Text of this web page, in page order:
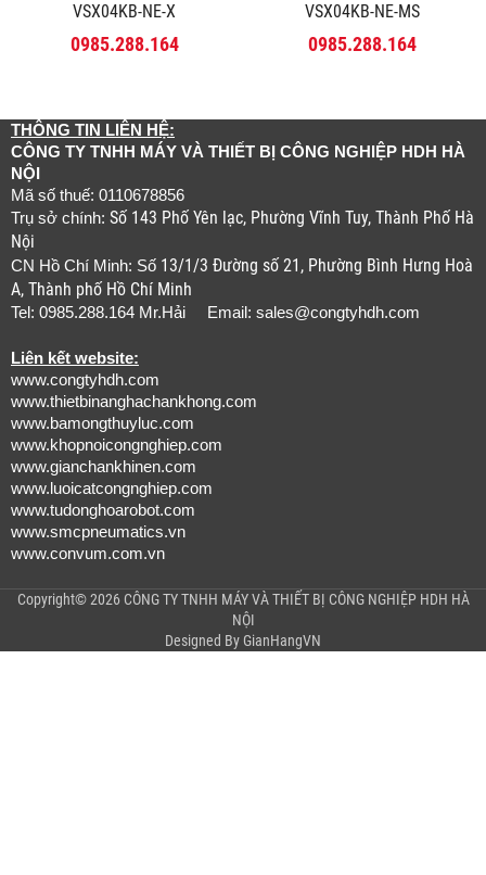
VSX04KB-NE-X
0985.288.164
VSX04KB-NE-MS
0985.288.164
THÔNG TIN LIÊN HỆ:
CÔNG TY TNHH MÁY VÀ THIẾT BỊ CÔNG NGHIỆP HDH HÀ
NỘI
Mã số thuế: 0110678856
Trụ sở chính: Số 143 Phố Yên lạc, Phường Vĩnh Tuy, Thành Phố Hà
Nội
CN Hồ Chí Minh: Số 13/1/3 Đường số 21, Phường Bình Hưng Hoà
A, Thành phố Hồ Chí Minh
Tel: 0985.288.164 Mr.Hải Email: sales@congtyhdh.com
Liên kết website:
www.congtyhdh.com
www.thietbinanghachankhong.com
www.bamongthuyluc.com
www.khopnoicongnghiep.com
www.gianchankhinen.com
www.luoicatcongnghiep.com
www.tudonghoarobot.com
www.smcpneumatics.vn
www.convum.com.vn
Copyright© 2026 CÔNG TY TNHH MÁY VÀ THIẾT BỊ CÔNG NGHIỆP HDH HÀ
NỘI
Designed By GianHangVN